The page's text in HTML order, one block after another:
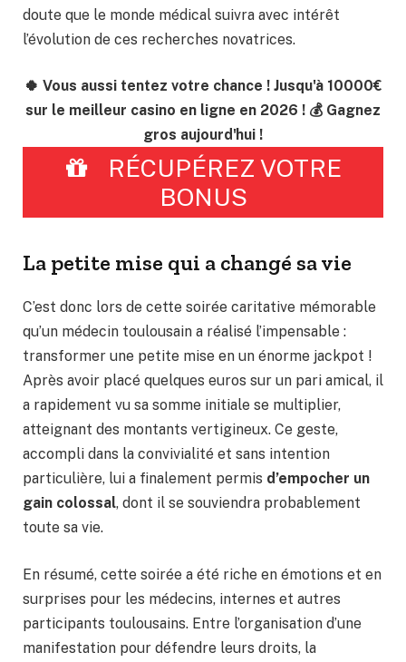
doute que le monde médical suivra avec intérêt
l’évolution de ces recherches novatrices.
🍀 Vous aussi tentez votre chance ! Jusqu'à 10000€
sur le meilleur casino en ligne en 2026 ! 💰 Gagnez
gros aujourd'hui !
RÉCUPÉREZ VOTRE
BONUS
La petite mise qui a changé sa vie
C’est donc lors de cette soirée caritative mémorable
qu’un médecin toulousain a réalisé l’impensable :
transformer une petite mise en un énorme jackpot !
Après avoir placé quelques euros sur un pari amical, il
a rapidement vu sa somme initiale se multiplier,
atteignant des montants vertigineux. Ce geste,
accompli dans la convivialité et sans intention
particulière, lui a finalement permis d’empocher un
gain colossal, dont il se souviendra probablement
toute sa vie.
En résumé, cette soirée a été riche en émotions et en
surprises pour les médecins, internes et autres
participants toulousains. Entre l’organisation d’une
manifestation pour défendre leurs droits, la